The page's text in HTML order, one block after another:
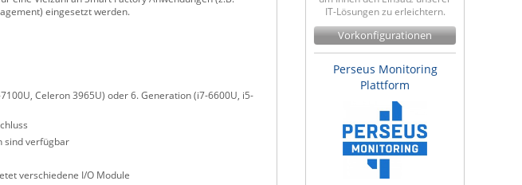
eingesetzt werden.
Celeron 3965U) oder 6. Generation (i7-6600U, i5-
sind verfügbar
verschiedene I/O Module
IT-Lösungen zu erleichtern.
Vorkonfigurationen
Perseus Monitoring
Plattform